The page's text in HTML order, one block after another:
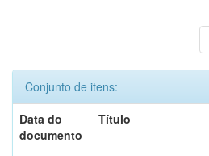
Conjunto de itens:
Data do
documento
Título